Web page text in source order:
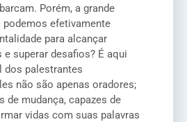
Porém, a grande
efetivamente
para alcançar
superar desafios? É aqui
dos palestrantes
não são apenas oradores;
de mudança, capazes de
vidas com suas palavras